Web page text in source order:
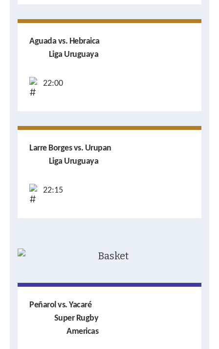
Aguada vs. Hebraica
Liga Uruguaya
22:00
Larre Borges vs. Urupan
Liga Uruguaya
22:15
Peñarol vs. Yacaré
Super Rugby
Americas